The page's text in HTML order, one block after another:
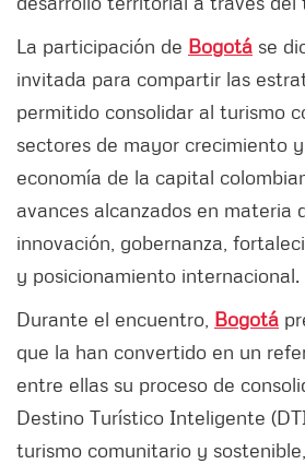
La participación de Bogotá se
invitada para compartir las
permitido consolidar al turismo
sectores de mayor crecimiento
economía de la capital
avances alcanzados en materia
innovación, gobernanza,
y posicionamiento internacional.
Durante el encuentro, Bogotá
que la han convertido en un
entre ellas su proceso de
Destino Turístico Inteligente
turismo comunitario y